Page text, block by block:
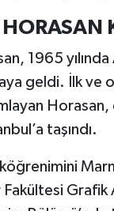
1965 yılında
geldi. İlk ve
taşındı.
Grafik